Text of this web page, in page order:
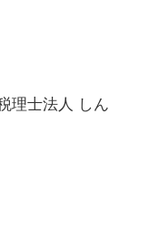
理士法人 しん